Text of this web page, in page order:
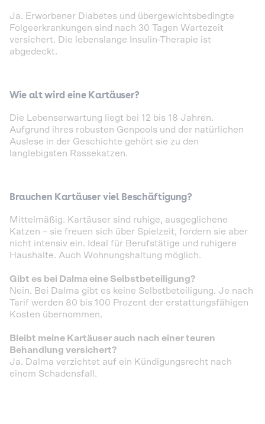
Ja. Erworbener Diabetes und übergewichtsbedingte
Folgeerkrankungen sind nach 30 Tagen Wartezeit
versichert. Die lebenslange Insulin-Therapie ist
abgedeckt.
Wie alt wird eine Kartäuser?
Die Lebenserwartung liegt bei 12 bis 18 Jahren.
Aufgrund ihres robusten Genpools und der natürlichen
Auslese in der Geschichte gehört sie zu den
langlebigsten Rassekatzen.
Brauchen Kartäuser viel Beschäftigung?
Mittelmäßig. Kartäuser sind ruhige, ausgeglichene
Katzen – sie freuen sich über Spielzeit, fordern sie aber
nicht intensiv ein. Ideal für Berufstätige und ruhigere
Haushalte. Auch Wohnungshaltung möglich.
Gibt es bei Dalma eine Selbstbeteiligung?
Nein. Bei Dalma gibt es keine Selbstbeteiligung. Je nach
Tarif werden 80 bis 100 Prozent der erstattungsfähigen
Kosten übernommen.
Bleibt meine Kartäuser auch nach einer teuren
Behandlung versichert?
Ja. Dalma verzichtet auf ein Kündigungsrecht nach
einem Schadensfall.